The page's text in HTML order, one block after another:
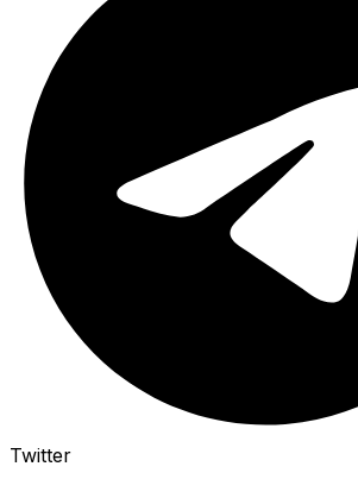
Twitter